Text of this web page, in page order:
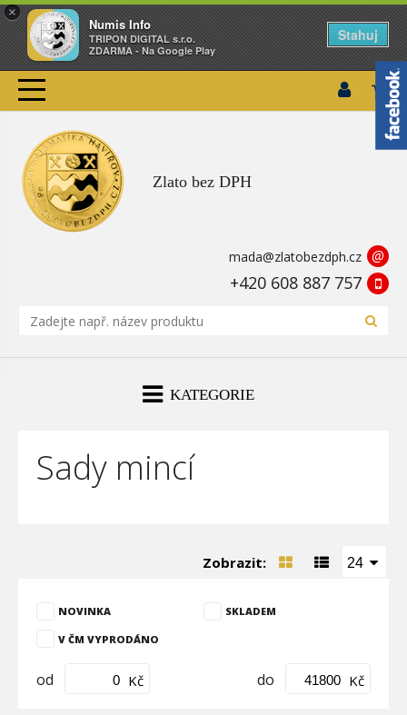
×
Numis Info
TRIPON DIGITAL s.r.o.
ZDARMA - Na Google Play
Stahuj
Zlato bez DPH
mada@zlatobezdph.cz @
+420 608 887 757
KATEGORIE
Sady mincí
Zobrazit: 24
NOVINKA SKLADEM
V ČM VYPRODÁNO
od Kč do Kč